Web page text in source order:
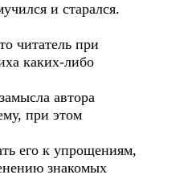
и старался.
читатель при
каких-либо
автора
при этом
его к упрощениям,
знакомых